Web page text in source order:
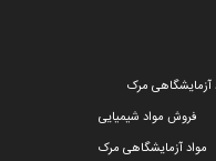
آزمایشگاهی مرک
فروش مواد شیمیایی
مواد آزمایشگاهی مرک